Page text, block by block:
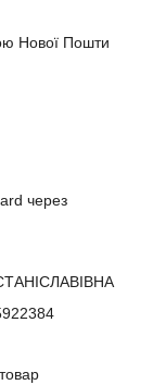
Нової Пошти
через